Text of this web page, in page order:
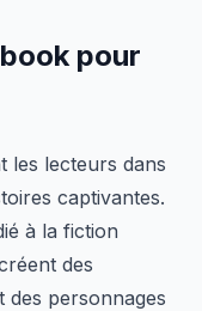
pour
les lecteurs dans
captivantes.
à la fiction
des
des personnages